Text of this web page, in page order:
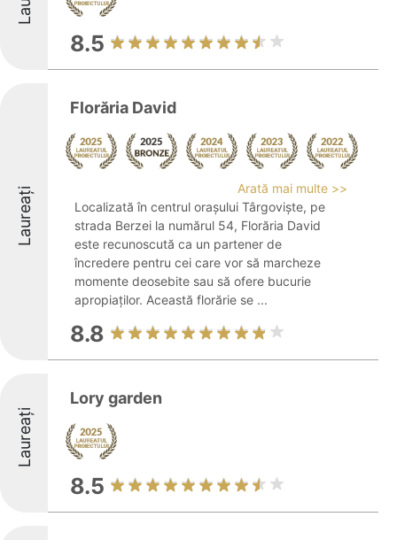
8.5
Laureați
Florăria David
Arată mai multe >>
Localizată în centrul orașului Târgoviște, pe
strada Berzei la numărul 54, Florăria David
este recunoscută ca un partener de
încredere pentru cei care vor să marcheze
momente deosebite sau să ofere bucurie
apropiaților. Această florărie se ...
8.8
Laureați
Lory garden
8.5